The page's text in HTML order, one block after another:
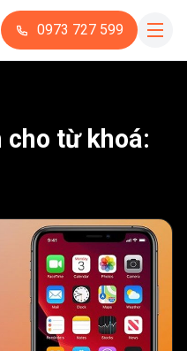
0973 727 599
từ khoá: